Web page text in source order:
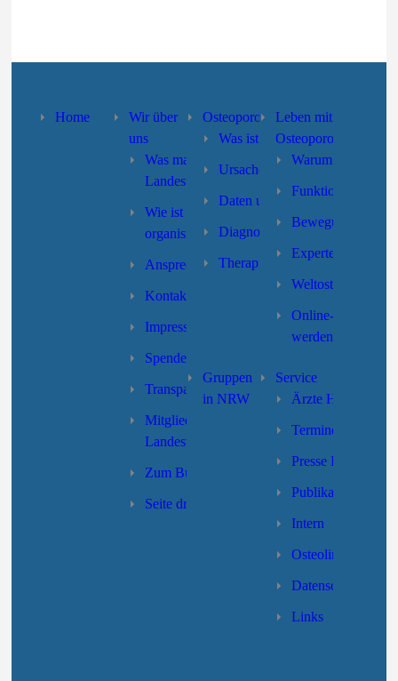
Home
Wir über
uns
Was macht der
Landesverband?
Wie ist der Landesverband
organisiert?
Ansprechpartner/innen
Kontakt
Impressum
Spenden
Transparenz
Mitgliedschaft des
Landesverbandes
Zum Bundesverband
Seite drucken
Osteoporose
Was ist Osteoporose?
Ursachen und Risikofaktoren
Daten und Fakten
Diagnose
Therapie
Leben mit
Osteoporose
Warum Selbsthilfe
Funktionstraining
Bewegung/
Expertensuche
Online-Formular
werden”
Gruppen
in NRW
Service
Ärzte Hotline
Termine
Presse LV-NRW
Publikationen
Intern
Osteolino
Links